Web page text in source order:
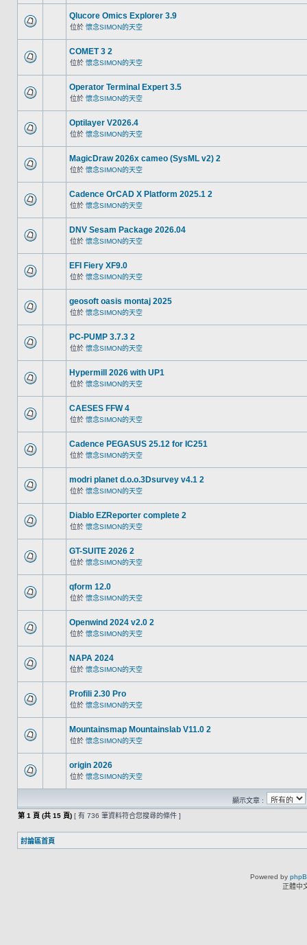
Qlucore Omics Explorer 3.9
位於 懷念SIMON的天空
COMET 3 2
位於 懷念SIMON的天空
Operator Terminal Expert 3.5
位於 懷念SIMON的天空
Optilayer V2026.4
位於 懷念SIMON的天空
MagicDraw 2026x cameo (SysML v2) 2
位於 懷念SIMON的天空
Cadence OrCAD X Platform 2025.1 2
位於 懷念SIMON的天空
DNV Sesam Package 2026.04
位於 懷念SIMON的天空
EFI Fiery XF9.0
位於 懷念SIMON的天空
geosoft oasis montaj 2025
位於 懷念SIMON的天空
PC-PUMP 3.7.3 2
位於 懷念SIMON的天空
Hypermill 2026 with UP1
位於 懷念SIMON的天空
CAESES FFW 4
位於 懷念SIMON的天空
Cadence PEGASUS 25.12 for IC251
位於 懷念SIMON的天空
modri planet d.o.o.3Dsurvey v4.1 2
位於 懷念SIMON的天空
Diablo EZReporter complete 2
位於 懷念SIMON的天空
GT-SUITE 2026 2
位於 懷念SIMON的天空
qform 12.0
位於 懷念SIMON的天空
Openwind 2024 v2.0 2
位於 懷念SIMON的天空
NAPA 2024
位於 懷念SIMON的天空
Profili 2.30 Pro
位於 懷念SIMON的天空
Mountainsmap Mountainslab V11.0 2
位於 懷念SIMON的天空
origin 2026
位於 懷念SIMON的天空
顯示文章 :
第 1 頁 (共 15 頁) [ 有 736 筆資料符合您搜尋的條件 ]
討論區首頁
Powered by
正體中